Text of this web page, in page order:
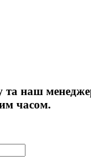
та наш
часом.